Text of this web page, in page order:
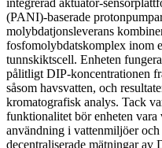
(PANI)-baserade
molybdatjonsleverans
fosfomolybdatskomplex inom
tunnskiktscell. Enheten
pålitligt DIP-koncentrationen
såsom havsvatten, och
kromatografisk analys. Tack
funktionalitet bör enheten
användning i vattenmiljöer
decentraliserade mätningar